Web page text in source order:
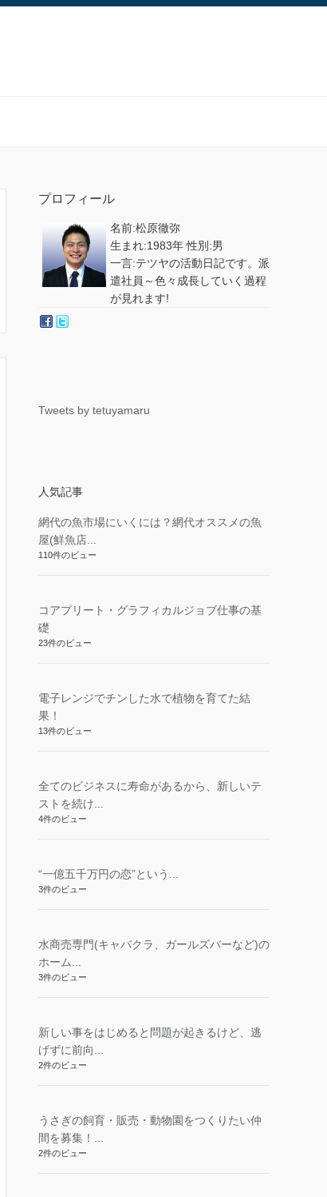
プロフィール
名前:松原徹弥
生まれ:1983年 性別:男
一言:テツヤの活動日記です。派
遣社員～色々成長していく過程
が見れます!
Tweets by tetuyamaru
人気記事
網代の魚市場にいくには？網代オススメの魚
屋(鮮魚店...
110件のビュー
コアプリート・グラフィカルジョブ仕事の基
礎
23件のビュー
電子レンジでチンした水で植物を育てた結
果！
13件のビュー
全てのビジネスに寿命があるから、新しいテ
ストを続け...
4件のビュー
“一億五千万円の恋”という...
3件のビュー
水商売専門(キャバクラ、ガールズバーなど)の
ホーム...
3件のビュー
新しい事をはじめると問題が起きるけど、逃
げずに前向...
2件のビュー
うさぎの飼育・販売・動物園をつくりたい仲
間を募集！...
2件のビュー